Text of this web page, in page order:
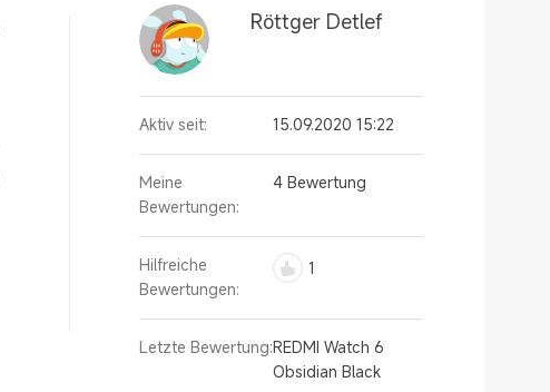
Röttger Detlef
Aktiv seit: 15.09.2020 15:22
Meine
Bewertungen:
4 Bewertung
Hilfreiche
Bewertungen:
1
Letzte Bewertung:REDMI Watch 6
Obsidian Black